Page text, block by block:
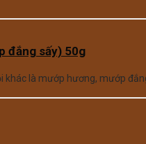
đắng sấy) 50g
khác là mướp hương, mướp